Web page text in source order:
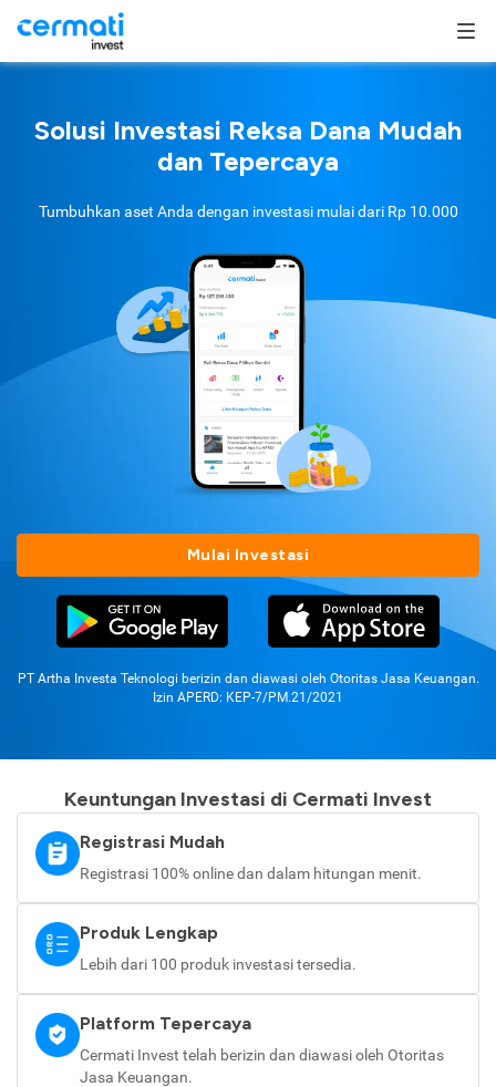
Solusi Investasi Reksa Dana Mudah
dan Tepercaya
Tumbuhkan aset Anda dengan investasi mulai dari Rp 10.000
Mulai Investasi
PT Artha Investa Teknologi berizin dan diawasi oleh Otoritas Jasa Keuangan.
Izin APERD: KEP-7/PM.21/2021
Keuntungan Investasi di Cermati Invest
Registrasi Mudah
Registrasi 100% online dan dalam hitungan menit.
Produk Lengkap
Lebih dari 100 produk investasi tersedia.
Platform Tepercaya
Cermati Invest telah berizin dan diawasi oleh Otoritas
Jasa Keuangan.